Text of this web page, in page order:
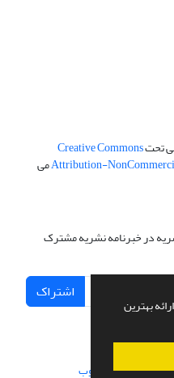
بهترین
تحتCreative Commons
Attribution-می
در خبرنامه نشریه مشترک
اشتراک
سازی از سیناوب